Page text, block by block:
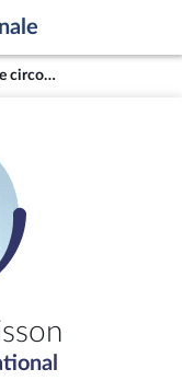
M. Jérôme Buisson - Ain (4e circonscription)